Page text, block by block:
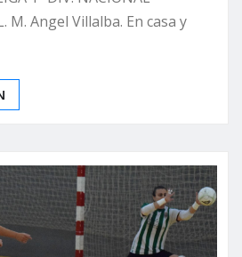
M. Angel Villalba. En casa y